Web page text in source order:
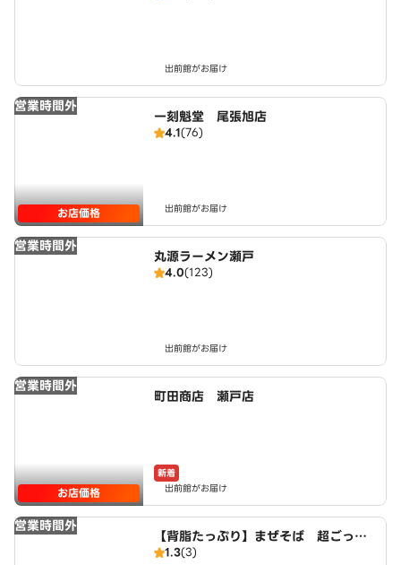
出前館がお届け
営業時間外
お店価格
一刻魁堂 尾張旭店
4.1(76)
出前館がお届け
営業時間外
丸源ラーメン瀬戸
4.0(123)
出前館がお届け
営業時間外
お店価格
町田商店 瀬戸店
新着
出前館がお届け
営業時間外
【背脂たっぷり】まぜそば 超ごって
り麺 ごっつ 井田町3丁目店
1.3(3)